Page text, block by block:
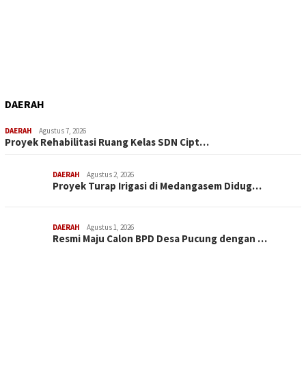
DAERAH
DAERAH Agustus 7, 2026
Proyek Rehabilitasi Ruang Kelas SDN Cipt…
DAERAH Agustus 2, 2026
Proyek Turap Irigasi di Medangasem Didug…
DAERAH Agustus 1, 2026
Resmi Maju Calon BPD Desa Pucung dengan …